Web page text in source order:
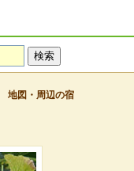
地図・周辺の宿